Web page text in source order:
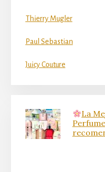
Thierry Mugler
Paul Sebastian
Juicy Couture
La